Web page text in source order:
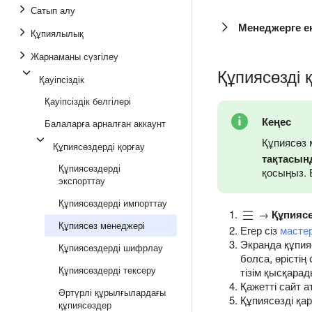
Сатып алу
Құпиялылық
Жарнаманы сүзгілеу
Қауіпсіздік
Қауіпсіздік белгілері
Балаларға арналған аккаунт
Құпиясөздерді қорғау
Құпиясөздерді
экспорттау
Құпиясөздерді импорттау
Құпиясөз менеджері
Құпиясөздерді шифрлау
Құпиясөздерді тексеру
Әртүрлі құрылғылардағы
құпиясөздер
Менеджерге
Кеңес
→
Егер сіз
Экранда
болса,
тізім
Қажетті сайт
Құпиясөзді